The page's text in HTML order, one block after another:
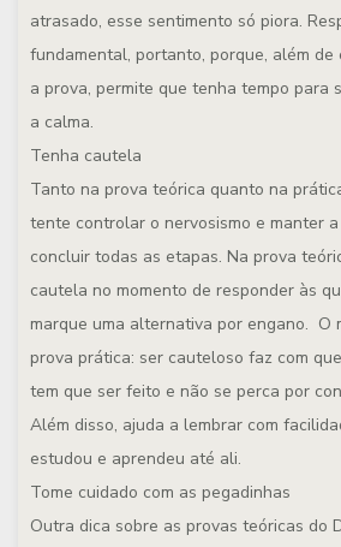
atrasado, esse sentimento só piora.
fundamental, portanto, porque, além de
a prova, permite que tenha tempo para
a calma.
Tenha cautela
Tanto na prova teórica quanto na
tente controlar o nervosismo e manter
concluir todas as etapas. Na prova
cautela no momento de responder às
marque uma alternativa por engano. O
prova prática: ser cauteloso faz com
tem que ser feito e não se perca por
Além disso, ajuda a lembrar com
estudou e aprendeu até ali.
Tome cuidado com as pegadinhas
Outra dica sobre as provas teóricas do